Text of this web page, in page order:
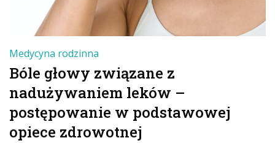
Medycyna rodzinna
Bóle głowy związane z
nadużywaniem leków –
postępowanie w podstawowej
opiece zdrowotnej